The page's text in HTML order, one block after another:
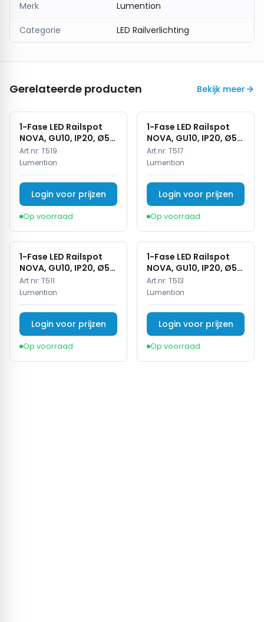
Merk Lumention
Categorie LED Railverlichting
Gerelateerde producten Bekijk meer
1-Fase LED Railspot
NOVA, GU10, IP20, Ø56
x 85 mm, Antiek Brons
Art.nr: T519
Lumention
Login voor prijzen
Op voorraad
1-Fase LED Railspot
NOVA, GU10, IP20, Ø56
x 85 mm, Brons
Art.nr: T517
Lumention
Login voor prijzen
Op voorraad
1-Fase LED Railspot
NOVA, GU10, IP20, Ø56
x 85 mm, Wit
Art.nr: T511
Lumention
Login voor prijzen
Op voorraad
1-Fase LED Railspot
NOVA, GU10, IP20, Ø56
x 85 mm, Zwart
Art.nr: T513
Lumention
Login voor prijzen
Op voorraad